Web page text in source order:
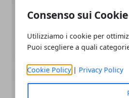
Consenso sui Cookie
Utilizziamo i cookie per
Puoi scegliere a quali
Cookie Policy| Privacy Policy